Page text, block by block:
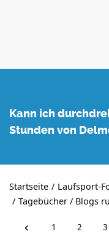
Kann ich
Stunden von
Startseite
Laufsport-
Tagebücher / Blogs
1 2 3